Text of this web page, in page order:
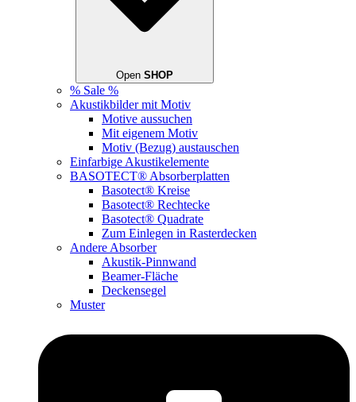
Open SHOP
% Sale %
Akustikbilder mit Motiv
Motive aussuchen
Mit eigenem Motiv
Motiv (Bezug) austauschen
Einfarbige Akustikelemente
BASOTECT® Absorberplatten
Basotect® Kreise
Basotect® Rechtecke
Basotect® Quadrate
Zum Einlegen in Rasterdecken
Andere Absorber
Akustik-Pinnwand
Beamer-Fläche
Deckensegel
Muster